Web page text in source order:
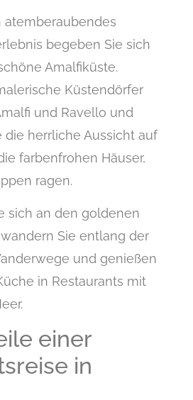
atemberaubendes
begeben Sie sich
Amalfiküste.
Küstendörfer
und Ravello und
die herrliche Aussicht auf
farbenfrohen Häuser,
ragen.
sich an den goldenen
Sie entlang der
und genießen
in Restaurants mit
einer
in